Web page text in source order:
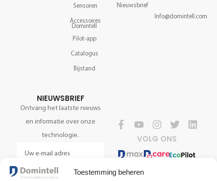
Toestemming beheren
Sensoren
Accessoires
Domintell
Pilot-app
Catalogus
Bijstand
Nieuwsbrief
Info@domintell.com
NIEUWSBRIEF
Ontvang het laatste nieuws
en informatie over onze
technologie.
REGISTREER NU
VOLG ONS